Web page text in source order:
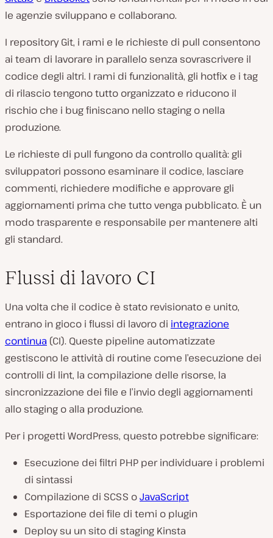
le agenzie sviluppano e collaborano.
I repository Git, i rami e le richieste di pull consentono
ai team di lavorare in parallelo senza sovrascrivere il
codice degli altri. I rami di funzionalità, gli hotfix e i tag
di rilascio tengono tutto organizzato e riducono il
rischio che i bug finiscano nello staging o nella
produzione.
Le richieste di pull fungono da controllo qualità: gli
sviluppatori possono esaminare il codice, lasciare
commenti, richiedere modifiche e approvare gli
aggiornamenti prima che tutto venga pubblicato. È un
modo trasparente e responsabile per mantenere alti
gli standard.
Flussi di lavoro CI
Una volta che il codice è stato revisionato e unito,
entrano in gioco i flussi di lavoro di integrazione
continua (CI). Queste pipeline automatizzate
gestiscono le attività di routine come l’esecuzione dei
controlli di lint, la compilazione delle risorse, la
sincronizzazione dei file e l’invio degli aggiornamenti
allo staging o alla produzione.
Per i progetti WordPress, questo potrebbe significare:
Esecuzione dei filtri PHP per individuare i problemi
di sintassi
Compilazione di SCSS oJavaScript
Esportazione dei file di temi o plugin
Deploy su un sito di staging Kinsta